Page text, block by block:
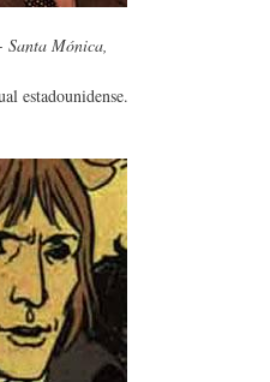
Santa Mónica,
estadounidense.